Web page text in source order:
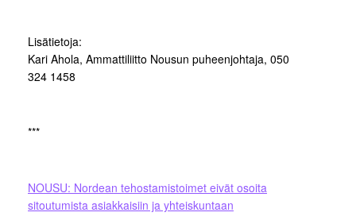
Lisätietoja:
Kari Ahola, Ammattiliitto Nousun puheenjohtaja, 050
324 1458
***
NOUSU: Nordean tehostamistoimet eivät osoita
sitoutumista asiakkaisiin ja yhteiskuntaan